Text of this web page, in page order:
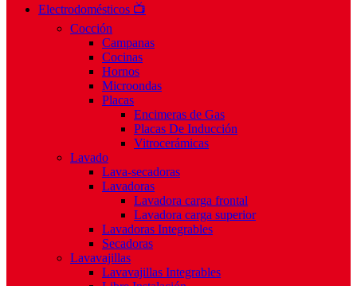
Electrodomésticos 📺
Cocción
Campanas
Cocinas
Hornos
Microondas
Placas
Encimeras de Gas
Placas De Inducción
Vitrocerámicas
Lavado
Lava-secadoras
Lavadoras
Lavadora carga frontal
Lavadora carga superior
Lavadoras Integrables
Secadoras
Lavavajillas
Lavavajillas Integrables